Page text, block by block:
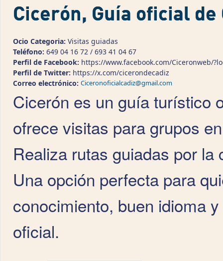
Cicerón, Guía oficial de
Ocio Categoria: Visitas guiadas
Teléfono: 649 04 16 72 / 693 41 04 67
Perfil de Facebook: https://www.facebook.com/Ciceronweb/
Perfil de Twitter: https://x.com/cicerondecadiz
Correo electrónico: Ciceronoficialcadiz@gmail.com
Cicerón es un guía turístico
ofrece visitas para grupos
Realiza rutas guiadas por
Una opción perfecta para
conocimiento, buen idioma
oficial.